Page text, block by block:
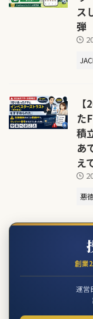
ス
弾
た
積
あ
え
悪
創業
運営